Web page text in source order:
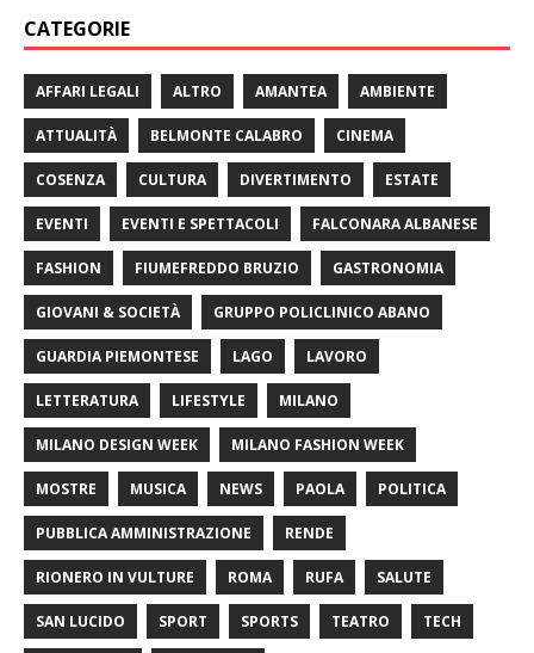
CATEGORIE
AFFARI LEGALI ALTRO AMANTEA AMBIENTE
ATTUALITÀ BELMONTE CALABRO CINEMA
COSENZA CULTURA DIVERTIMENTO ESTATE
EVENTI EVENTI E SPETTACOLI FALCONARA ALBANESE
FASHION FIUMEFREDDO BRUZIO GASTRONOMIA
GIOVANI & SOCIETÀ GRUPPO POLICLINICO ABANO
GUARDIA PIEMONTESE LAGO LAVORO
LETTERATURA LIFESTYLE MILANO
MILANO DESIGN WEEK MILANO FASHION WEEK
MOSTRE MUSICA NEWS PAOLA POLITICA
PUBBLICA AMMINISTRAZIONE RENDE
RIONERO IN VULTURE ROMA RUFA SALUTE
SAN LUCIDO SPORT SPORTS TEATRO TECH